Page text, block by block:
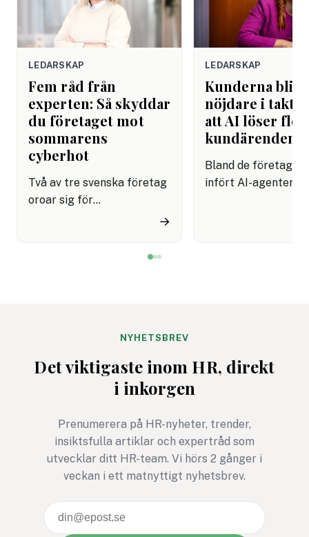
LEDARSKAP
Fem råd från
experten: Så skyddar
du företaget mot
sommarens
cyberhot
Två av tre svenska företag
oroar sig för
innebär semestertider med
fem bästa tips för ett
säkrare sommarkontor.
→
LEDARSKAP
Kunderna blir
nöjdare i takt
att AI löser fler
kundärenden
Bland de företag
infört AI-agenter i
NYHETSBREV
Det viktigaste inom HR, direkt
i inkorgen
Prenumerera på HR-nyheter, trender,
insiktsfulla artiklar och expertråd som
utvecklar ditt HR-team. Vi hörs 2 gånger i
veckan i ett matnyttigt nyhetsbrev.